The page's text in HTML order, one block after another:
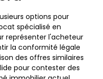
options pour
spécialisé en
représenter l'acheteur
la conformité légale
des offres similaires
pour contester des